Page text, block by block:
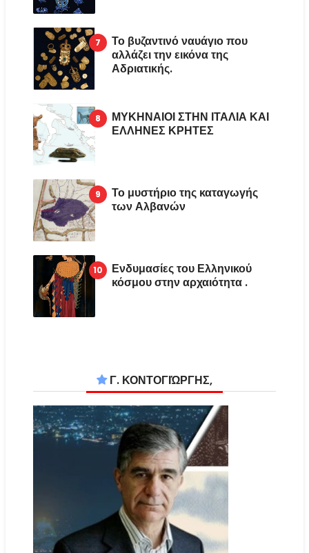
Το βυζαντινό ναυάγιο που
αλλάζει την εικόνα της
Αδριατικής.
ΜΥΚΗΝΑΙΟΙ ΣΤΗΝ ΙΤΑΛΙΑ ΚΑΙ
ΕΛΛΗΝΕΣ ΚΡΗΤΕΣ
Το μυστήριο της καταγωγής
των Αλβανών
Ενδυμασίες του Ελληνικού
κόσμου στην αρχαιότητα .
Γ. ΚΟΝΤΟΓΙΏΡΓΗΣ,